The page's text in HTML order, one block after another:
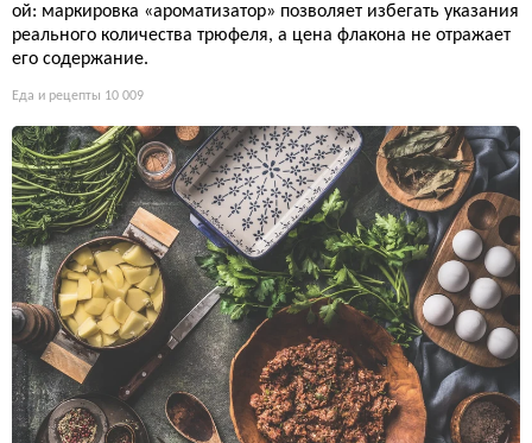
ой: маркировка «ароматизатор» позволяет избегать указания
реального количества трюфеля, а цена флакона не отражает
его содержание.
Еда и рецепты 10 009